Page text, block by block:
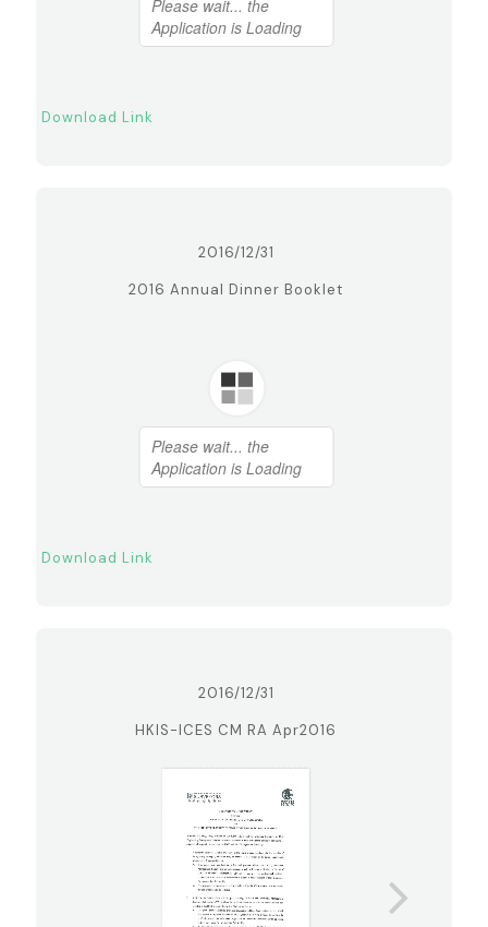
Download Link
2016/12/31
2016 Annual Dinner Booklet
Download Link
2016/12/31
HKIS-ICES CM RA Apr2016